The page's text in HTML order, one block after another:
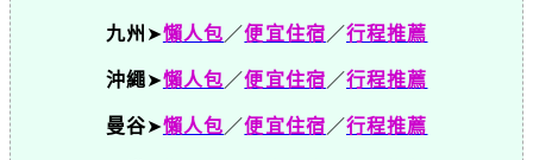
九州 ➤懶人包 ／便宜住宿 ／行程推薦
沖繩➤懶人包 ／便宜住宿 ／行程推薦
曼谷➤懶人包 ／便宜住宿 ／行程推薦